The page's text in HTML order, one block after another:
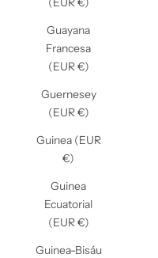
Guayana
Francesa
(EUR €)
Guernesey
(EUR €)
Guinea (EUR
€)
Guinea
Ecuatorial
(EUR €)
Guinea-Bisáu